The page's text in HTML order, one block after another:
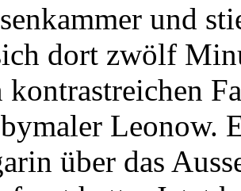
und
dort zwölf
kontrastreichen
Leonow.
über das